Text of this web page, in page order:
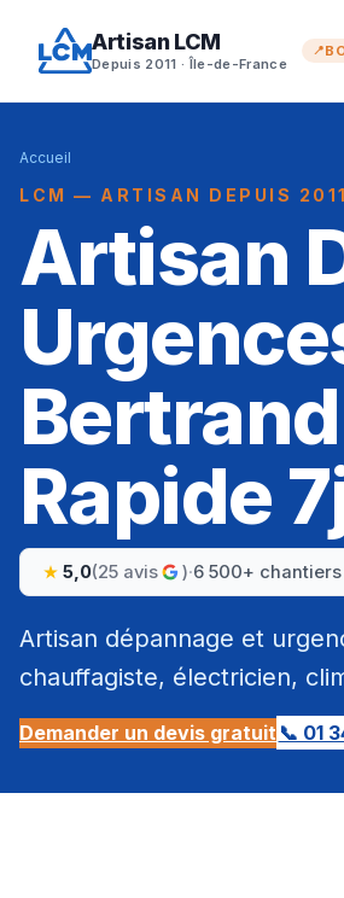
Artisan LCM
Depuis 2011 · Île-de-France
Accueil
LCM — ARTISAN DEPUIS 2011
Artisan
Rapide
5,0(25 avis )·6 500+ chantiers
Artisan dépannage et
chauffagiste, électricien,
Demander un devis gratuit 📞 01